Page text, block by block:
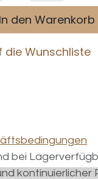
In den Warenkorb
die Wunschliste
bei
kontinuierlicher